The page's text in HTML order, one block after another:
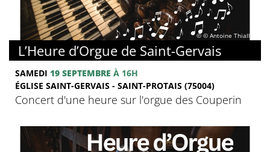
© © Antoine Thiallier
L’Heure d’Orgue de Saint-Gervais
SAMEDI 19 SEPTEMBRE À 16H
ÉGLISE SAINT-GERVAIS - SAINT-PROTAIS (75004)
Concert d'une heure sur l'orgue des Couperin